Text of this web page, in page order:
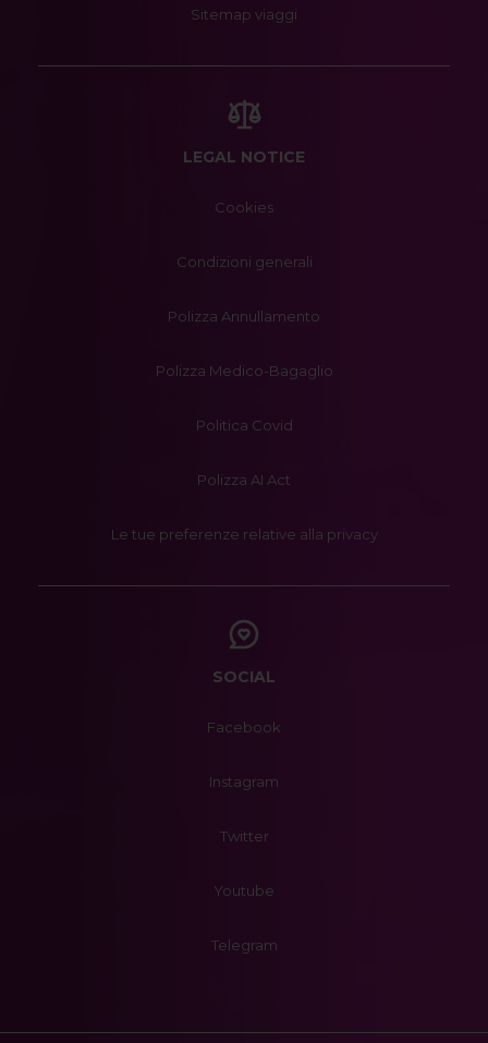
Sitemap viaggi
LEGAL NOTICE
Cookies
Condizioni generali
Polizza Annullamento
Polizza Medico-Bagaglio
Politica Covid
Polizza AI Act
Le tue preferenze relative alla privacy
SOCIAL
Facebook
Instagram
Twitter
Youtube
Telegram